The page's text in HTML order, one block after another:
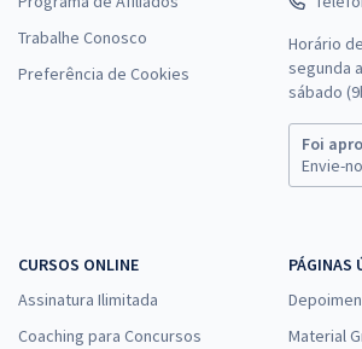
Trabalhe Conosco
Preferência de Cookies
Horário
segunda
sábado
Foi
Envie-
CURSOS ONLINE
Assinatura Ilimitada
Coaching para Concursos
PÁGINAS
Material